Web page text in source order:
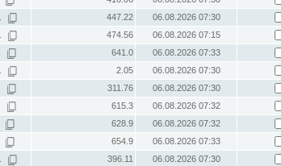
447.22
06.08.2026 07:30
474.56
06.08.2026 07:15
641.0
06.08.2026 07:33
2.05
06.08.2026 07:30
311.76
06.08.2026 07:30
615.3
06.08.2026 07:32
628.9
06.08.2026 07:32
654.9
06.08.2026 07:33
396.11 06.08.2026 07:30